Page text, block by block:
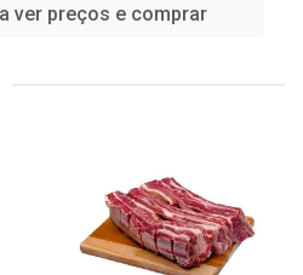
ver preços e comprar